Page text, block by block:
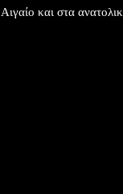
Αιγαίο και στα